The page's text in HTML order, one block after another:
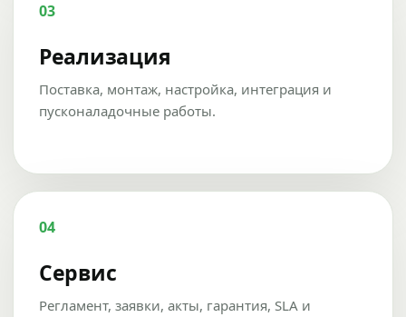
03
Реализация
Поставка, монтаж, настройка, интеграция и
пусконаладочные работы.
04
Сервис
Регламент, заявки, акты, гарантия, SLA и